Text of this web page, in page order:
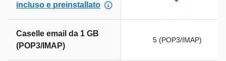
incluso e preinstallato
Caselle email da 1 GB
(POP3/IMAP)
5 (POP3/IMAP)